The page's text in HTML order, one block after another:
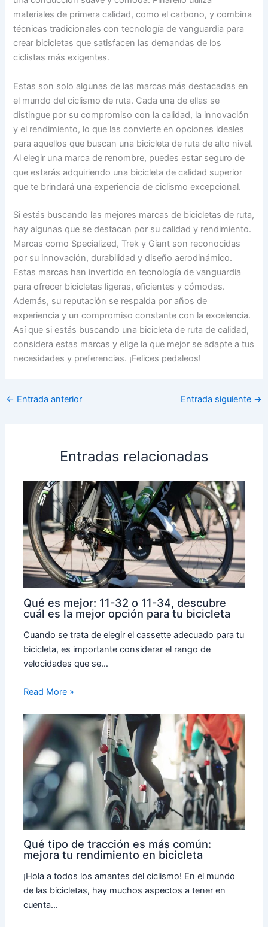
materiales de primera calidad, como el carbono, y combina
técnicas tradicionales con tecnología de vanguardia para
crear bicicletas que satisfacen las demandas de los
ciclistas más exigentes.
Estas son solo algunas de las marcas más destacadas en
el mundo del ciclismo de ruta. Cada una de ellas se
distingue por su compromiso con la calidad, la innovación
y el rendimiento, lo que las convierte en opciones ideales
para aquellos que buscan una bicicleta de ruta de alto nivel.
Al elegir una marca de renombre, puedes estar seguro de
que estarás adquiriendo una bicicleta de calidad superior
que te brindará una experiencia de ciclismo excepcional.
Si estás buscando las mejores marcas de bicicletas de ruta,
hay algunas que se destacan por su calidad y rendimiento.
Marcas como Specialized, Trek y Giant son reconocidas
por su innovación, durabilidad y diseño aerodinámico.
Estas marcas han invertido en tecnología de vanguardia
para ofrecer bicicletas ligeras, eficientes y cómodas.
Además, su reputación se respalda por años de
experiencia y un compromiso constante con la excelencia.
Así que si estás buscando una bicicleta de ruta de calidad,
considera estas marcas y elige la que mejor se adapte a tus
necesidades y preferencias. ¡Felices pedaleos!
← Entrada anterior Entrada siguiente →
Entradas relacionadas
Qué es mejor: 11-32 o 11-34, descubre
cuál es la mejor opción para tu bicicleta
Cuando se trata de elegir el cassette adecuado para tu
bicicleta, es importante considerar el rango de
velocidades que se…
Read More »
Qué tipo de tracción es más común:
mejora tu rendimiento en bicicleta
¡Hola a todos los amantes del ciclismo! En el mundo
de las bicicletas, hay muchos aspectos a tener en
cuenta…